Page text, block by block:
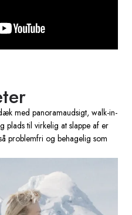
med panoramaudsigt, walk-in-
plads til virkelig at slappe af er
problemfri og behagelig som